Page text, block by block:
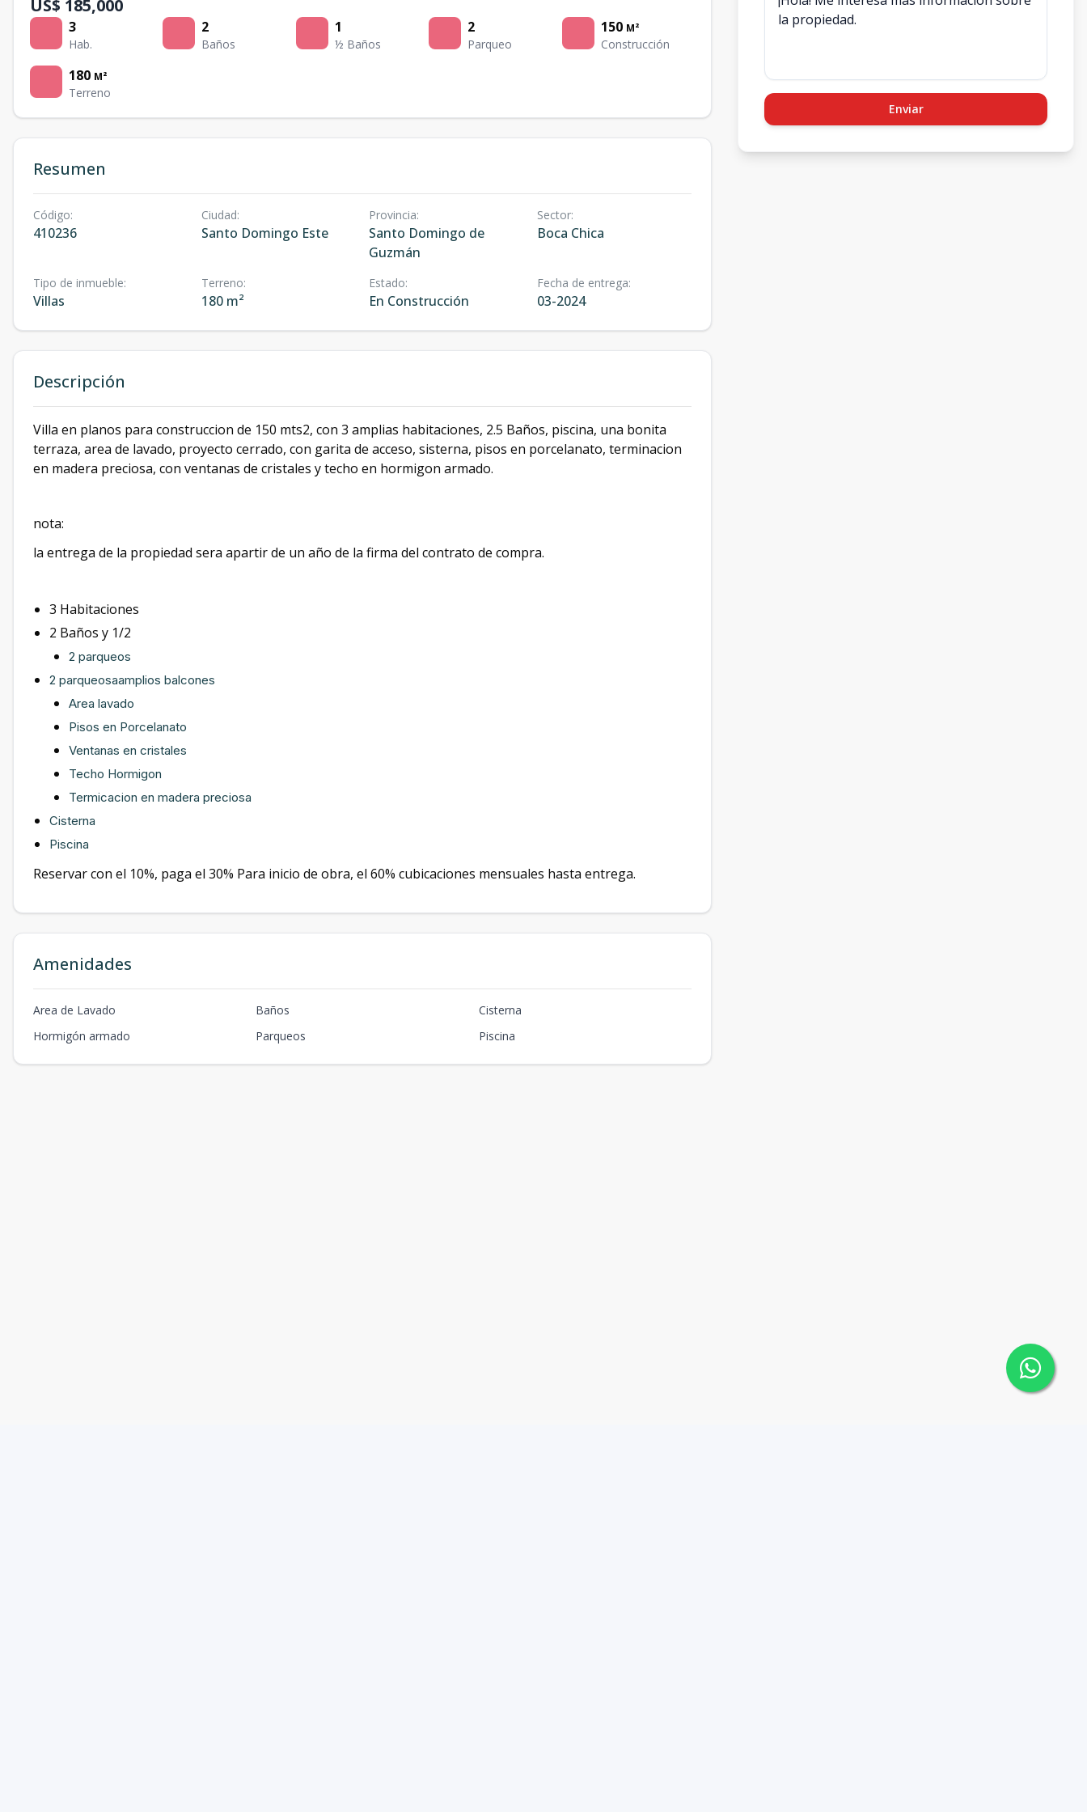
US$ 185,000
3
Hab.
2
Baños
1
½ Baños
2
Parqueo
150 M²
Construcción
180 M²
Terreno
Resumen
Código:
410236
Ciudad:
Santo Domingo Este
Provincia:
Santo Domingo de
Guzmán
Sector:
Boca Chica
Tipo de inmueble:
Villas
Terreno:
180 m²
Estado:
En Construcción
Fecha de entrega:
03-2024
Descripción
Villa en planos para construccion de 150 mts2, con 3 amplias habitaciones, 2.5 Baños, piscina, una bonita
terraza, area de lavado, proyecto cerrado, con garita de acceso, sisterna, pisos en porcelanato, terminacion
en madera preciosa, con ventanas de cristales y techo en hormigon armado.
nota:
la entrega de la propiedad sera apartir de un año de la firma del contrato de compra.
3 Habitaciones
2 Baños y 1/2
2 parqueos
2 parqueosaamplios balcones
Area lavado
Pisos en Porcelanato
Ventanas en cristales
Techo Hormigon
Termicacion en madera preciosa
Cisterna
Piscina
Reservar con el 10%, paga el 30% Para inicio de obra, el 60% cubicaciones mensuales hasta entrega.
Amenidades
Area de Lavado Baños
Cisterna
Hormigón armado
Parqueos Piscina
Enviar